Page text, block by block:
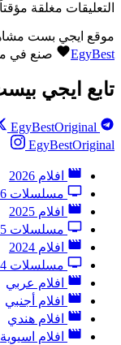
التعليقات مغلقة مؤقتاً
موقع ايجي بست
EgyBest
صنع في
تابع ايجي
EgyBestOriginal
EgyBestOriginal
افلام 2026
مسلسلات 2026
افلام 2025
مسلسلات 2025
افلام 2024
مسلسلات 2024
افلام عربي
افلام أجنبي
افلام هندي
افلام اسيوية